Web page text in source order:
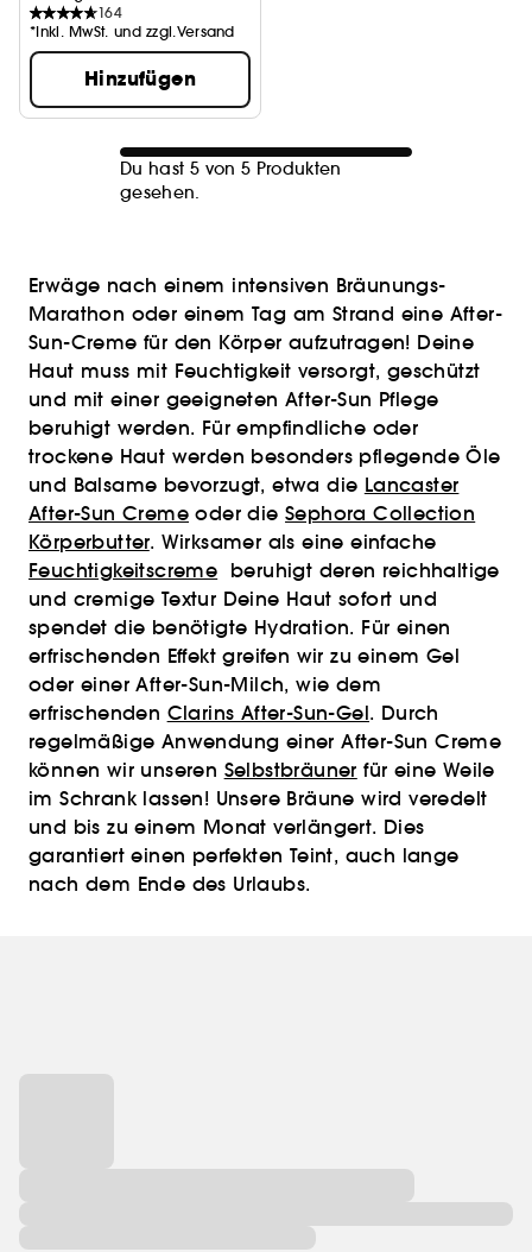
164
*Inkl. MwSt. und zzgl.Versand
Hinzufügen
Du hast 5 von 5 Produkten
gesehen.
Erwäge nach einem intensiven Bräunungs-
Marathon oder einem Tag am Strand eine After-
Sun-Creme für den Körper aufzutragen! Deine
Haut muss mit Feuchtigkeit versorgt, geschützt
und mit einer geeigneten After-Sun Pflege
beruhigt werden. Für empfindliche oder
trockene Haut werden besonders pflegende Öle
und Balsame bevorzugt, etwa die Lancaster
After-Sun Creme oder dieSephora Collection
Körperbutter. Wirksamer als eine einfache
Feuchtigkeitscreme beruhigt deren reichhaltige
und cremige Textur Deine Haut sofort und
spendet die benötigte Hydration. Für einen
erfrischenden Effekt greifen wir zu einem Gel
oder einer After-Sun-Milch, wie dem
erfrischenden Clarins After-Sun-Gel. Durch
regelmäßige Anwendung einer After-Sun Creme
können wir unseren Selbstbräuner für eine Weile
im Schrank lassen! Unsere Bräune wird veredelt
und bis zu einem Monat verlängert. Dies
garantiert einen perfekten Teint, auch lange
nach dem Ende des Urlaubs.